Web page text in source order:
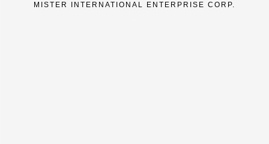
MISTER INTERNATIONAL ENTERPRISE CORP.